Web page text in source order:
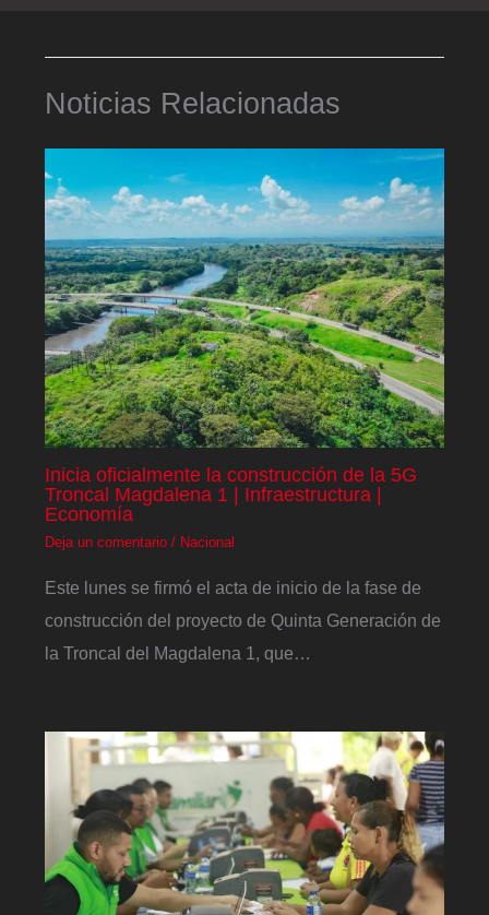
Noticias Relacionadas
Inicia oficialmente la construcción de la 5G
Troncal Magdalena 1 | Infraestructura |
Economía
Deja un comentario / Nacional
Este lunes se firmó el acta de inicio de la fase de
construcción del proyecto de Quinta Generación de
la Troncal del Magdalena 1, que…